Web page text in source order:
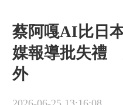
蔡阿嘎AI比日
媒報導批失禮
外